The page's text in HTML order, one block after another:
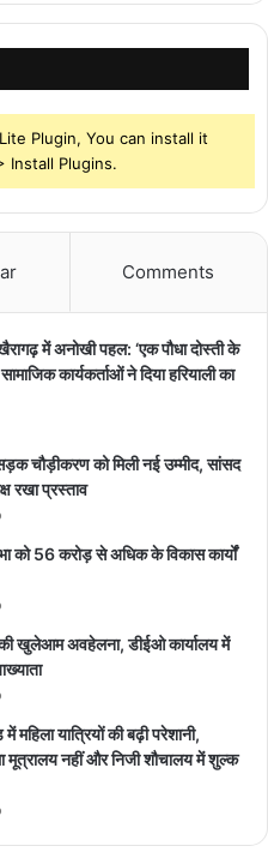
Plugin, You can install it
Install Plugins.
Comments
में अनोखी पहल: ‘एक पौधा दोस्ती के
कार्यकर्ताओं ने दिया हरियाली का
चौड़ीकरण को मिली नई उम्मीद, सांसद
रखा प्रस्ताव
को 56 करोड़ से अधिक के विकास कार्यों
खुलेआम अवहेलना, डीईओ कार्यालय में
यात्रियों की बढ़ी परेशानी,
मूत्रालय नहीं और निजी शौचालय में शुल्क